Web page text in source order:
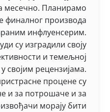
месечно. Планирамо
финалног производа
инфлуенсерим.
су изградили своју
и темељној
својим рецензијама.
процене су
и за потрошаче и за
морају бити